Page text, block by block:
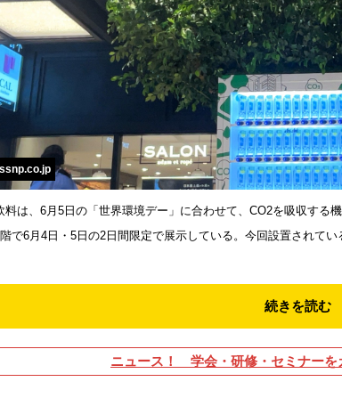
料は、6月5日の「世界環境デー」に合わせて、CO2を吸収する
で6月4日・5日の2日間限定で展示している。今回設置されて
続きを読む
ニュース！ 学会・研修・セミナーを